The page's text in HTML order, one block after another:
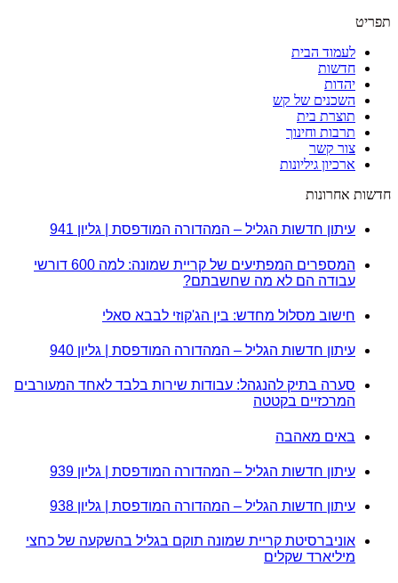
תפריט
לעמוד הבית
חדשות
יהדות
השכנים של קש
תוצרת בית
תרבות וחינוך
צור קשר
ארכיון גיליונות
חדשות אחרונות
עיתון חדשות הגליל – המהדורה המודפסת | גליון 941
המספרים המפתיעים של קריית שמונה: למה 600 דורשי
עבודה הם לא מה שחשבתם?
חישוב מסלול מחדש: בין הג'קוזי לבבא סאלי
עיתון חדשות הגליל – המהדורה המודפסת | גליון 940
סערה בתיק להנגהל: עבודות שירות בלבד לאחד המעורבים
המרכזיים בקטטה
באים מאהבה
עיתון חדשות הגליל – המהדורה המודפסת | גליון 939
עיתון חדשות הגליל – המהדורה המודפסת | גליון 938
אוניברסיטת קריית שמונה תוקם בגליל בהשקעה של כחצי
מיליארד שקלים